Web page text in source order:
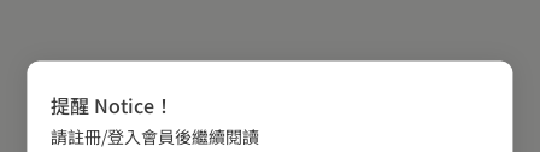
提醒 Notice！
請註冊/登入會員後繼續閱讀